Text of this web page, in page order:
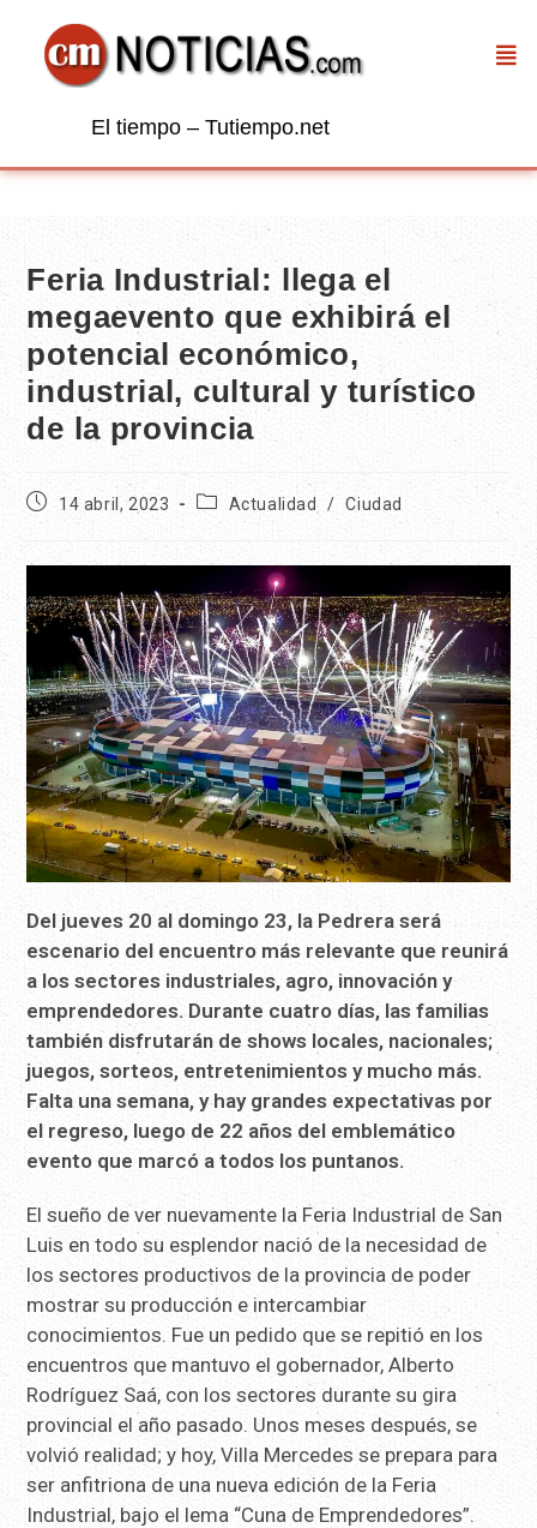
El tiempo – Tutiempo.net
Feria Industrial: llega el
megaevento que exhibirá el
potencial económico,
industrial, cultural y turístico
de la provincia
14 abril, 2023 Actualidad / Ciudad
Del jueves 20 al domingo 23, la Pedrera será
escenario del encuentro más relevante que reunirá
a los sectores industriales, agro, innovación y
emprendedores. Durante cuatro días, las familias
también disfrutarán de shows locales, nacionales;
juegos, sorteos, entretenimientos y mucho más.
Falta una semana, y hay grandes expectativas por
el regreso, luego de 22 años del emblemático
evento que marcó a todos los puntanos.
El sueño de ver nuevamente la Feria Industrial de San
Luis en todo su esplendor nació de la necesidad de
los sectores productivos de la provincia de poder
mostrar su producción e intercambiar
conocimientos. Fue un pedido que se repitió en los
encuentros que mantuvo el gobernador, Alberto
Rodríguez Saá, con los sectores durante su gira
provincial el año pasado. Unos meses después, se
volvió realidad; y hoy, Villa Mercedes se prepara para
ser anfitriona de una nueva edición de la Feria
Industrial, bajo el lema “Cuna de Emprendedores”.